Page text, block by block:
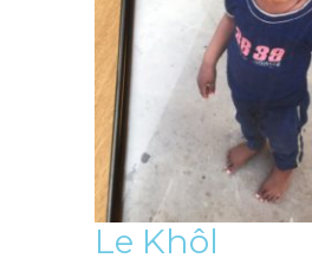
être
sur
page
du
Le Khôl